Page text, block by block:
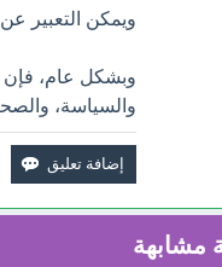
ويمكن التعبير عن معدل التضخم
وبشكل عام، فإن
والسياسة،
مشابهة